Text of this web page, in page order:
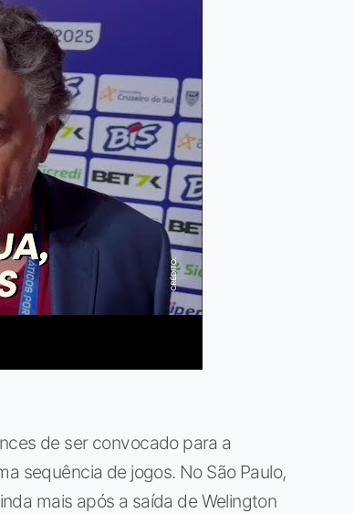
de ser convocado para a
sequência de jogos. No São Paulo,
mais após a saída de Welington